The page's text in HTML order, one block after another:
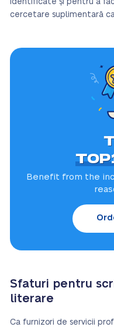
identificate și pentru a
cercetare suplimentară
Benefit from the
Sfaturi pentru
literare
Ca furnizori de servicii